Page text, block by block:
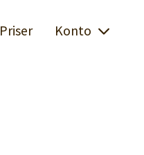
Priser Konto